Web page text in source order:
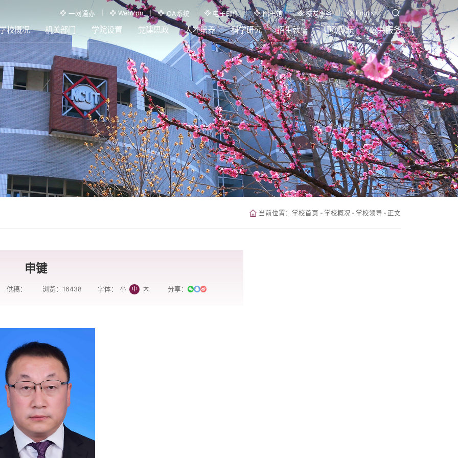
一网通办 WebVpn OA系统 电子邮件 图书馆 校友服务 English
校概况 机关部门 学院设置 党建思政 人才培养 科学研究 招生就业 师资队伍 公共服务
当前位置：学校首页 - 学校概况 - 学校领导 - 正文
申键
供稿： 浏览： 16438 字体： 小 中 大 分享：